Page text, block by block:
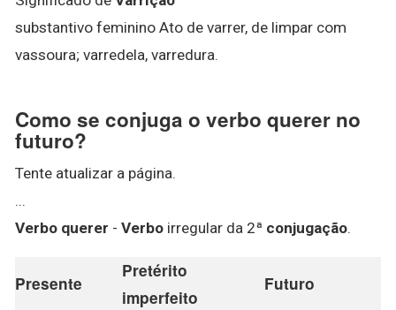
substantivo feminino Ato de varrer, de limpar com
vassoura; varredela, varredura.
Como se conjuga o verbo querer no
futuro?
Tente atualizar a página.
...
Verbo querer - Verbo irregular da 2ª conjugação.
Presente
Pretérito
imperfeito
Futuro